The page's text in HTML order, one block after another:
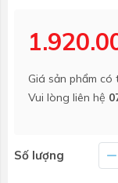
Giá sản phẩm
Vui lòng liên hệ
Số lượng